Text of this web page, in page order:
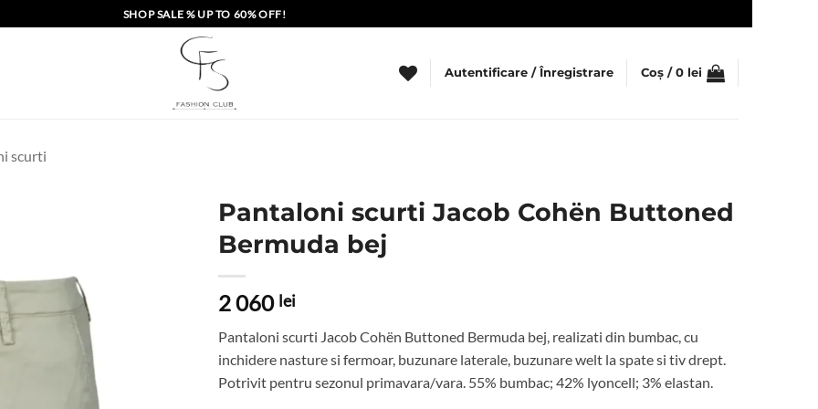
SHOP SALE % UP TO 60% OFF!
Autentificare / Înregistrare Coș / 0 lei
scurti
Pantaloni scurti Jacob Cohën Buttoned
Bermuda bej
2 060 lei
Pantaloni scurti Jacob Cohën Buttoned Bermuda bej, realizati din bumbac, cu
inchidere nasture si fermoar, buzunare laterale, buzunare welt la spate si tiv drept.
Potrivit pentru sezonul primavara/vara. 55% bumbac; 42% lyoncell; 3% elastan.